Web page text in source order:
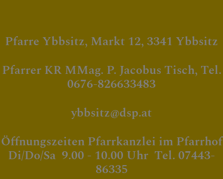
Pfarre Ybbsitz, Markt 12, 3341 Ybbsitz
Pfarrer KR MMag. P. Jacobus Tisch, Tel.
0676-826633483
ybbsitz@dsp.at
Öffnungszeiten Pfarrkanzlei im Pfarrhof
Di/Do/Sa 9.00 - 10.00 Uhr Tel. 07443-
86335